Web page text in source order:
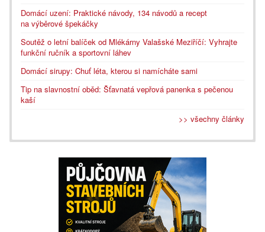
Domácí uzení: Praktické návody, 134 návodů a recept
na výběrové špekáčky
Soutěž o letní balíček od Mlékárny Valašské Meziříčí: Vyhrajte
funkční ručník a sportovní láhev
Domácí sirupy: Chuť léta, kterou si namícháte sami
Tip na slavnostní oběd: Šťavnatá vepřová panenka s pečenou
kaší
>> všechny články